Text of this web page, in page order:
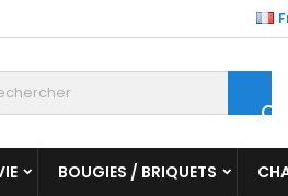

BOUGIES / BRIQUETS